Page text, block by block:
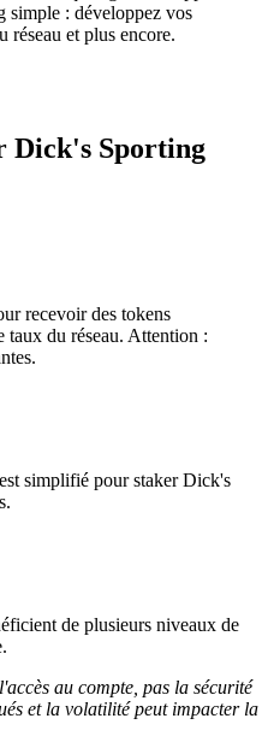
simple : développez vos
réseau et plus encore.
Dick's Sporting
recevoir des tokens
taux du réseau. Attention :
simplifié pour staker Dick's
de plusieurs niveaux de
au compte, pas la sécurité
et la volatilité peut impacter la